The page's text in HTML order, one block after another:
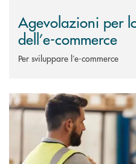
Agevolazioni per
dell’e-commerce
Per sviluppare l’e-commerce
Scopri di più Temporary Export